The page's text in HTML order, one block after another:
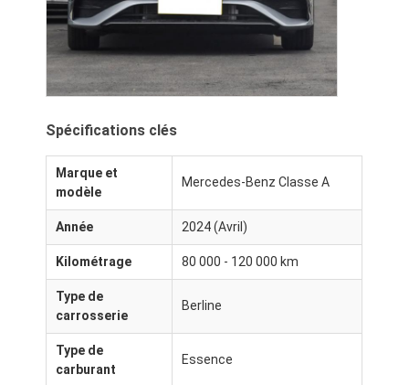
Visite de l'usine
Pour les véhicules électriques
Mercedes Benz, voiture de sport
Le SUV Mercedes Benz
Spécifications clés
Marque et
modèle
Mercedes-Benz Classe A
Année 2024 (Avril)
Kilométrage 80 000 - 120 000 km
Type de
carrosserie
Berline
Type de
carburant
Essence